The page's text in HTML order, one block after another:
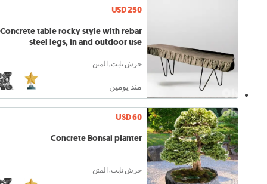
USD 250
Concrete table rocky style with rebar
steel legs, in and outdoor use
حرش تابت, المتن
منذ يومين
USD 60
Concrete Bonsai planter
حرش تابت, المتن